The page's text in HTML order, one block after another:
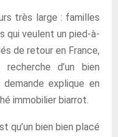
très large : familles
qui veulent un pied-à-
de retour en France,
d’un bien
explique en
immobilier biarrot.
qu’un bien bien placé